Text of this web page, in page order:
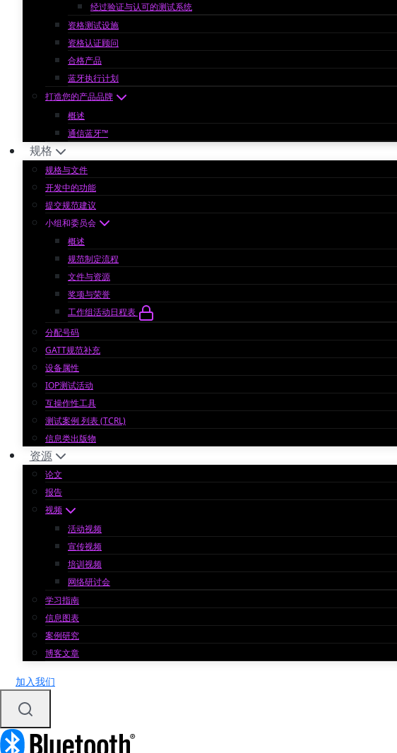
经过验证与认可的测试系统
资格测试设施
资格认证顾问
合格产品
蓝牙执行计划
打造您的产品品牌
概述
通信蓝牙™
规格
规格与文件
开发中的功能
提交规范建议
小组和委员会
概述
规范制定流程
文件与资源
奖项与荣誉
工作组活动日程表
分配号码
GATT规范补充
设备属性
IOP测试活动
互操作性工具
测试案例 列表 (TCRL)
信息类出版物
资源
论文
报告
视频
活动视频
宣传视频
培训视频
网络研讨会
学习指南
信息图表
案例研究
博客文章
加入我们